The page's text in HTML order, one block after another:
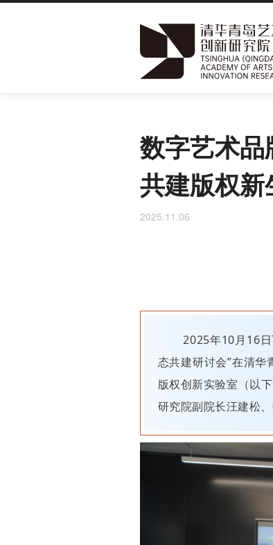
数字艺术品
共建版权新
2025.11.06
2025年10月16
态共建研讨会”在清
版权创新实验室（以
研究院副院长汪建松